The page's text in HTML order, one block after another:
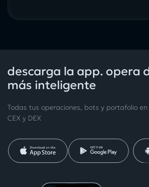
descarga la app. opera
más inteligente
Todas tus operaciones, bots y portafolio
CEX y DEX